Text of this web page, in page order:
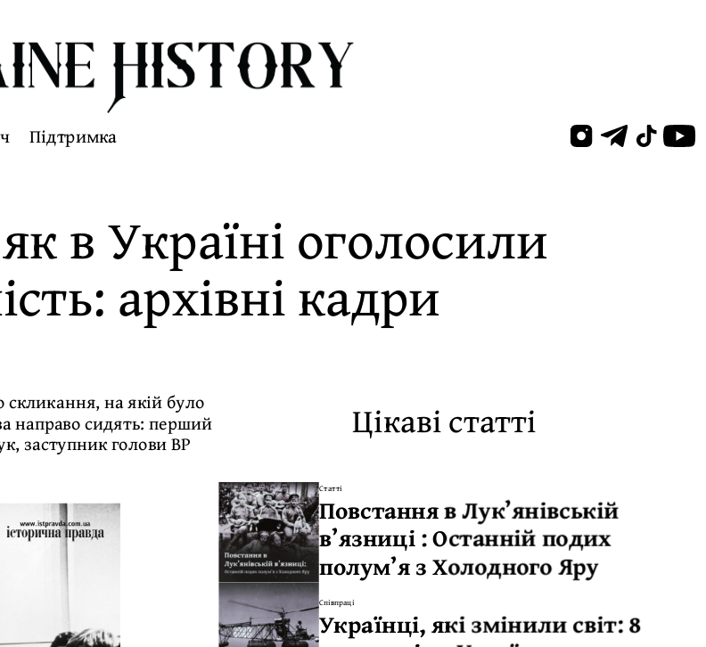
Підтримка
в Україні оголосили
архівні кадри
скликання, на якій було
направо сидять: перший
заступник голови ВР Цікаві статті
Статті
Повстання в Лук’янівській
в’язниці : Останній подих
полум’я з Холодного Яру
Співпраці
Українці, які змінили світ: 8